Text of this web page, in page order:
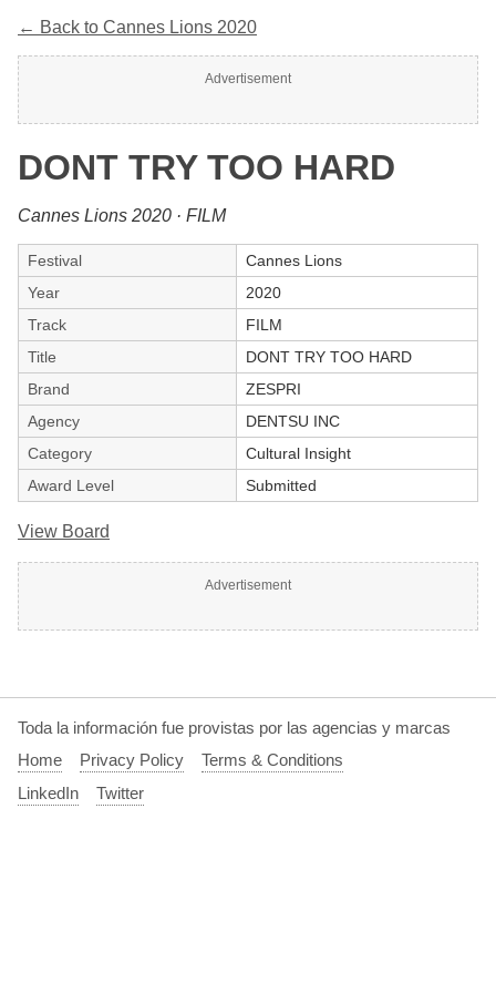
← Back to Cannes Lions 2020
Advertisement
DONT TRY TOO HARD
Cannes Lions 2020 · FILM
Festival
Cannes Lions
Year
2020
Track
FILM
Title
DONT TRY TOO HARD
Brand
ZESPRI
Agency
DENTSU INC
Category
Cultural Insight
Award Level
Submitted
View Board
Advertisement
Toda la información fue provistas por las agencias y marcas
Home
Privacy Policy
Terms & Conditions
LinkedIn
Twitter